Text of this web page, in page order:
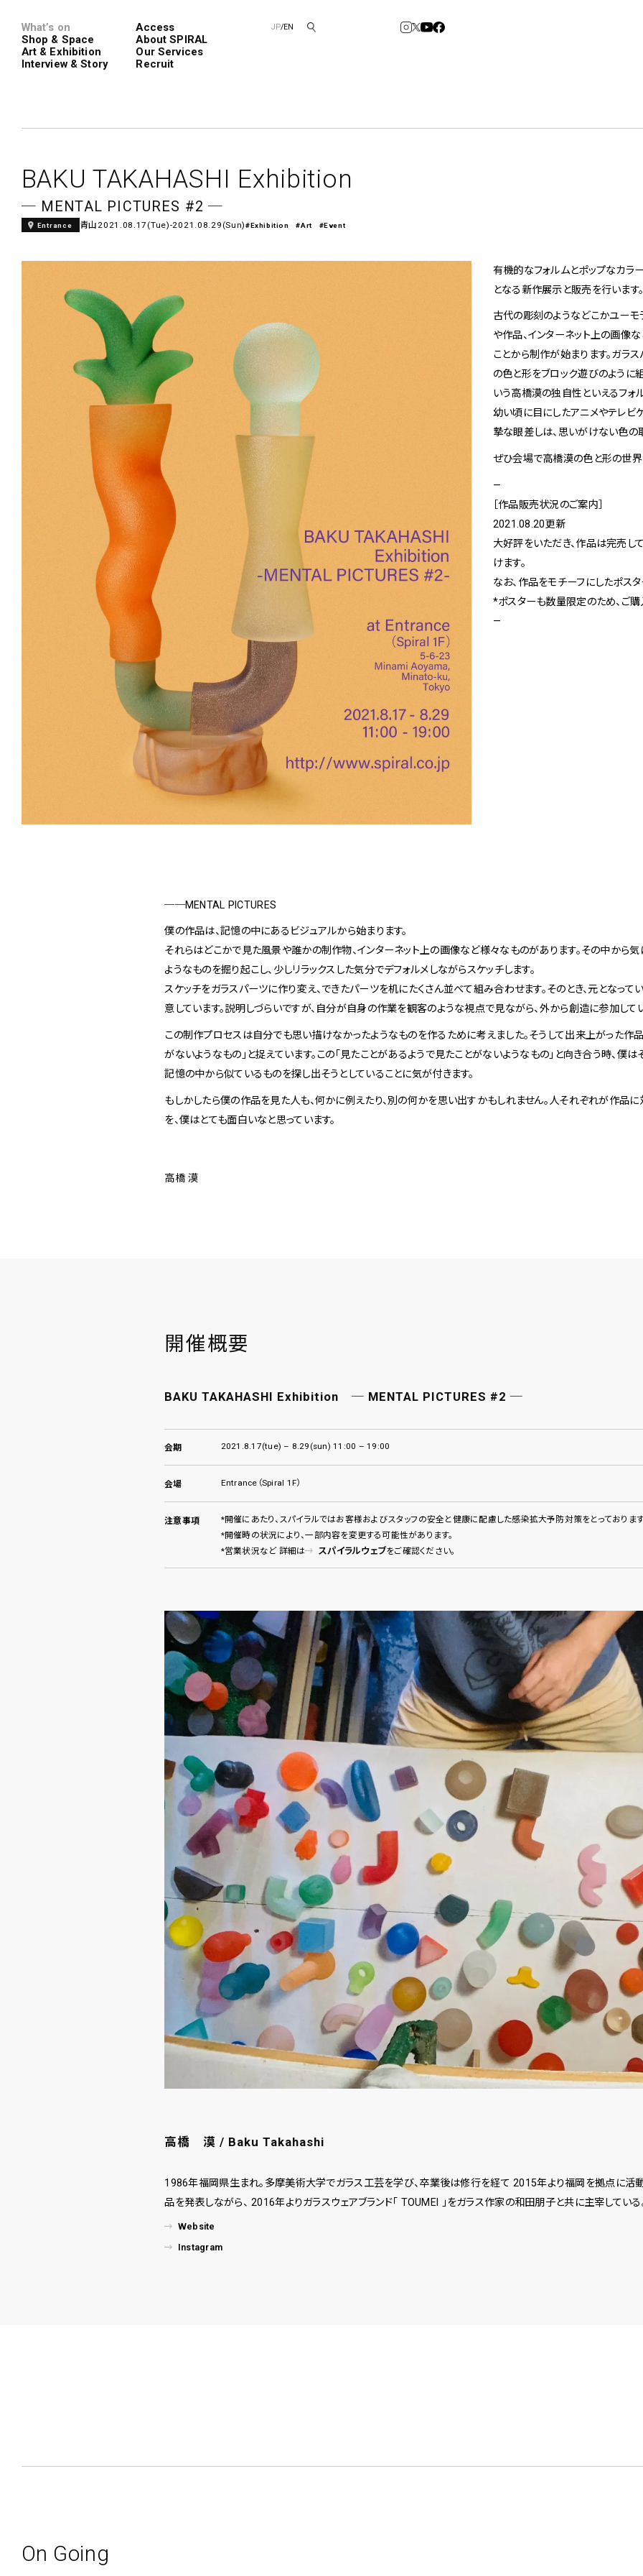
What’s on
Shop & Space
Art & Exhibition
Interview & Story
Access
About SPIRAL
Our Services
Recruit
JP/EN
ショップ一覧 フロアガイド
新丸ビル
KITTE丸の内 ⼆⼦⽟川
横浜赤レンガ倉 ルクア⼤阪
Nail Salon 4
Spiral Nail Salon
青山
naila 横浜ランド
マーク
Café 3
Spiral Café 青山
CAFE AALTO 新丸
Spiral Rendezvous Store 1
Exhibition
展覧会やイベント
Art Projects
アートプロジェクト・イベント
スパイラルが推進するエデュケーションプログラム
Spiral Print Collection
SPIRALのご紹介 会社概要
Spiral Annual Report
プレスリリース
採用情報
レンタルスペース
新卒採用 中途採用
BAKU TAKAHASHI Exhibition
─ MENTAL PICTURES #2 ─
Entrance 青山2021.08.17(Tue)-2021.08.29(Sun)#Exhibition #Art #Event
有機的なフォルムとポップなカラ
となる新作展示と販売を行います。
古代の彫刻のようなどこかユーモ
や作品、インターネット上の画像
ことから制作が始まります。ガラ
の色と形をブロック遊びのように
いう高橋漠の独自性といえるフォ
幼い頃に目にしたアニメやテレビ
摯な眼差しは、思いがけない色の
ぜひ会場で高橋漠の色と形の世界
—
［作品販売状況のご案内］
2021.08.20更新
大好評をいただき、作品は完売し
けます。
なお、作品をモチーフにしたポス
*ポスターも数量限定のため、ご
—
──MENTAL PICTURES
僕の作品は、記憶の中にあるビジュアルから始まります。
それらはどこかで見た風景や誰かの制作物、インターネット上の画像など様々なものがあります。その中から
ようなものを掘り起こし、少しリラックスした気分でデフォルメしながらスケッチします。
スケッチをガラスパーツに作り変え、できたパーツを机にたくさん並べて組み合わせます。そのとき、元となっ
意しています。説明しづらいですが、自分が自身の作業を観客のような視点で見ながら、外から創造に参加して
この制作プロセスは自分でも思い描けなかったようなものを作るために考えました。そうして出来上がった作
がないようなもの」と捉えています。この「見たことがあるようで見たことがないようなもの」と向き合う時、僕
記憶の中から似ているものを探し出そうとしていることに気が付きます。
もしかしたら僕の作品を見た人も、何かに例えたり、別の何かを思い出すかもしれません。人それぞれが作品に
を、僕はとても面白いなと思っています。
高橋 漠
開催概要
BAKU TAKAHASHI Exhibition ─ MENTAL PICTURES #2 ─
会期 2021.8.17(tue) – 8.29(sun) 11:00 – 19:00
会場 Entrance（Spiral 1F）
注意事項
*開催にあたり、スパイラルではお客様およびスタッフの安全と健康に配慮した感染拡大予防対策をとっております
*開催時の状況により、一部内容を変更する可能性があります。
*営業状況など 詳細は
スパイラルウェブをご確認ください。
高橋 漠 / Baku Takahashi
1986年福岡県生まれ。多摩美術大学でガラス工芸を学び、卒業後は修行を経て 2015年より福岡を拠点に活
品を発表しながら、 2016年よりガラスウェアブランド「 TOUMEI 」をガラス作家の和田朋子と共に主宰している
Website
Instagram
On Going